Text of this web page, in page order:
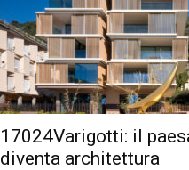
17024Varigotti: il
diventa architettura